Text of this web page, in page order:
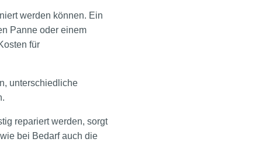
werden können. Ein
Panne oder einem
für
unterschiedliche
repariert werden, sorgt
bei Bedarf auch die